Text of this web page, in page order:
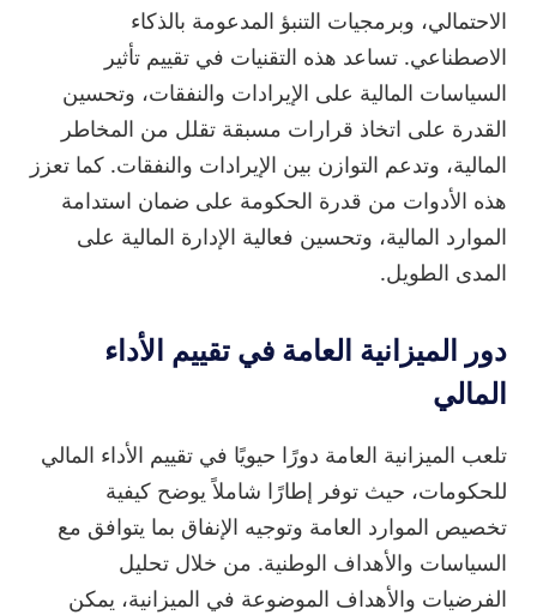
الاحتمالي، وبرمجيات التنبؤ المدعومة بالذكاء
الاصطناعي. تساعد هذه التقنيات في تقييم تأثير
السياسات المالية على الإيرادات والنفقات، وتحسين
القدرة على اتخاذ قرارات مسبقة تقلل من المخاطر
المالية، وتدعم التوازن بين الإيرادات والنفقات. كما تعزز
هذه الأدوات من قدرة الحكومة على ضمان استدامة
الموارد المالية، وتحسين فعالية الإدارة المالية على
المدى الطويل.
دور الميزانية العامة في تقييم الأداء
المالي
تلعب الميزانية العامة دورًا حيويًا في تقييم الأداء المالي
للحكومات، حيث توفر إطارًا شاملاً يوضح كيفية
تخصيص الموارد العامة وتوجيه الإنفاق بما يتوافق مع
السياسات والأهداف الوطنية. من خلال تحليل
الفرضيات والأهداف الموضوعة في الميزانية، يمكن